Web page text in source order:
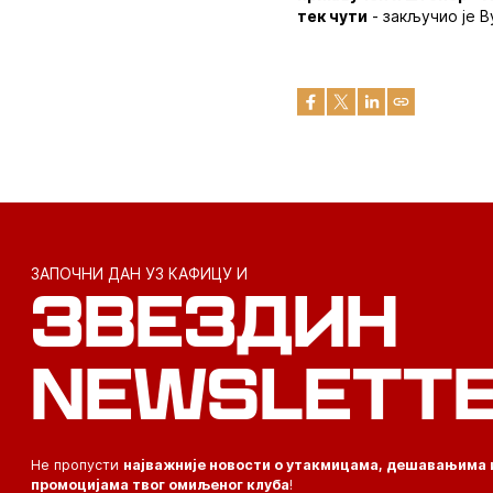
тек чути - закључио је
ЗАПОЧНИ ДАН УЗ КАФИЦУ И
ЗВЕЗДИН
Не пропусти најважније новости о утакмицама, дешавањима
промоцијама твог омиљеног клуба!